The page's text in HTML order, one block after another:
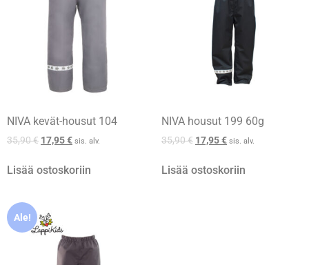
NIVA kevät-housut 104
35,90€ 17,95€ sis. alv.
Lisää ostoskoriin
NIVA housut 199 60g
35,90€ 17,95€ sis. alv.
Lisää ostoskoriin
Ale!